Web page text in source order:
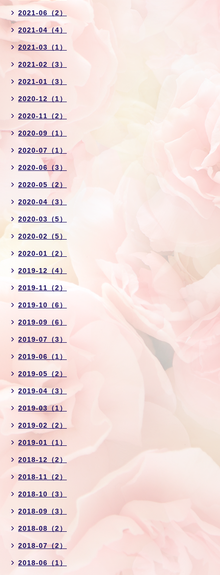
2021-06（2）
2021-04（4）
2021-03（1）
2021-02（3）
2021-01（3）
2020-12（1）
2020-11（2）
2020-09（1）
2020-07（1）
2020-06（3）
2020-05（2）
2020-04（3）
2020-03（5）
2020-02（5）
2020-01（2）
2019-12（4）
2019-11（2）
2019-10（6）
2019-09（6）
2019-07（3）
2019-06（1）
2019-05（2）
2019-04（3）
2019-03（1）
2019-02（2）
2019-01（1）
2018-12（2）
2018-11（2）
2018-10（3）
2018-09（3）
2018-08（2）
2018-07（2）
2018-06（1）